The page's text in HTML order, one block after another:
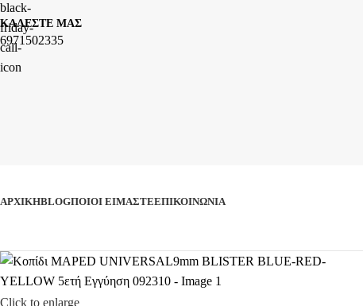
ΚΑΛΕΣΤΕ ΜΑΣ
6971502335
ΑΡΧΙΚΉBLOGΠΟΙΟΊ ΕΊΜΑΣΤΕΕΠΙΚΟΙΝΩΝΊΑ
Click to enlarge